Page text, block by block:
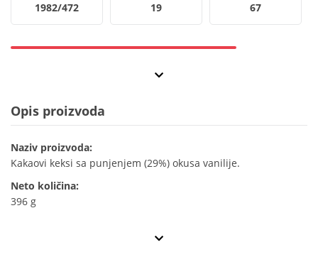
1982/472 19 67
Opis proizvoda
Naziv proizvoda:
Kakaovi keksi sa punjenjem (29%) okusa vanilije.
Neto količina:
396 g